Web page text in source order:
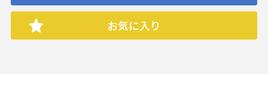
お気に入り